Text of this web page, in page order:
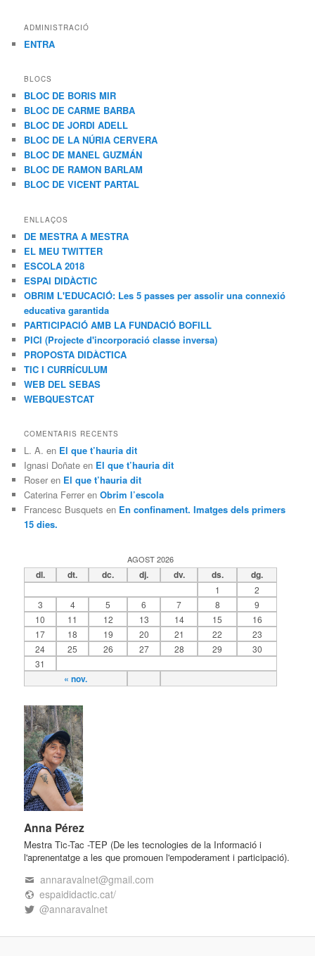
ADMINISTRACIÓ
ENTRA
BLOCS
BLOC DE BORIS MIR
BLOC DE CARME BARBA
BLOC DE JORDI ADELL
BLOC DE LA NÚRIA CERVERA
BLOC DE MANEL GUZMÁN
BLOC DE RAMON BARLAM
BLOC DE VICENT PARTAL
ENLLAÇOS
DE MESTRA A MESTRA
EL MEU TWITTER
ESCOLA 2018
ESPAI DIDÀCTIC
OBRIM L'EDUCACIÓ: Les 5 passes per assolir una connexió
educativa garantida
PARTICIPACIÓ AMB LA FUNDACIÓ BOFILL
PICI (Projecte d'incorporació classe inversa)
PROPOSTA DIDÀCTICA
TIC I CURRÍCULUM
WEB DEL SEBAS
WEBQUESTCAT
COMENTARIS RECENTS
L. A. en El que t’hauria dit
Ignasi Doñate en El que t’hauria dit
Roser en El que t’hauria dit
Caterina Ferrer enObrim l’escola
Francesc Busquets en En confinament. Imatges dels primers
15 dies.
AGOST 2026
dl. dt. dc. dj. dv. ds. dg.
« nov.
1
2
3
4 5 6 7 8
9
10
11 12 13 14 15
16
17
18 19 20 21 22
23
24
25 26 27 28 29
30
31
Anna Pérez
Mestra Tic-Tac -TEP (De les tecnologies de la Informació i
l'aprenentatge a les que promouen l'empoderament i participació).
annaravalnet@gmail.com
espaididactic.cat/
@annaravalnet